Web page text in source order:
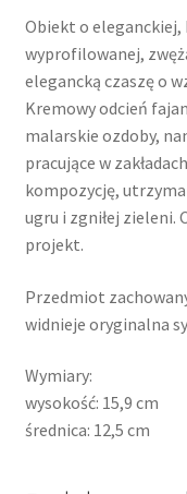
Obiekt o
wyprofilowanej,
elegancką czaszę o
Kremowy odcień
malarskie ozdoby,
pracujące w
kompozycję,
ugru i zgniłej zieleni.
projekt.
Przedmiot
widnieje oryginalna
Wymiary:
wysokość: 15,9 cm
średnica: 12,5 cm